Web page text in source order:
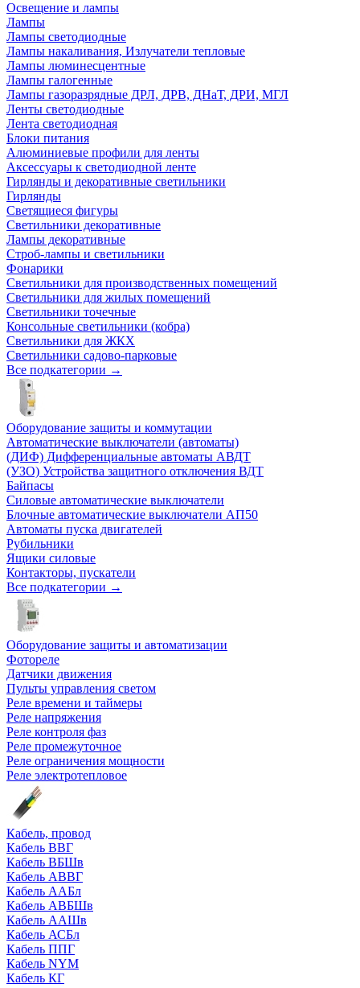
Освещение и лампы
Лампы
Лампы светодиодные
Лампы накаливания, Излучатели тепловые
Лампы люминесцентные
Лампы галогенные
Лампы газоразрядные ДРЛ, ДРВ, ДНаТ, ДРИ, МГЛ
Ленты светодиодные
Лента светодиодная
Блоки питания
Алюминиевые профили для ленты
Аксессуары к светодиодной ленте
Гирлянды и декоративные светильники
Гирлянды
Светящиеся фигуры
Светильники декоративные
Лампы декоративные
Строб-лампы и светильники
Фонарики
Светильники для производственных помещений
Светильники для жилых помещений
Светильники точечные
Консольные светильники (кобра)
Светильники для ЖКХ
Светильники садово-парковые
Все подкатегории →
Оборудование защиты и коммутации
Автоматические выключатели (автоматы)
(ДИФ) Дифференциальные автоматы АВДТ
(УЗО) Устройства защитного отключения ВДТ
Байпасы
Силовые автоматические выключатели
Блочные автоматические выключатели АП50
Автоматы пуска двигателей
Рубильники
Ящики силовые
Контакторы, пускатели
Все подкатегории →
Оборудование защиты и автоматизации
Фотореле
Датчики движения
Пульты управления светом
Реле времени и таймеры
Реле напряжения
Реле контроля фаз
Реле промежуточное
Реле ограничения мощности
Реле электротепловое
Кабель, провод
Кабель ВВГ
Кабель ВБШв
Кабель АВВГ
Кабель ААБл
Кабель АВБШв
Кабель ААШв
Кабель АСБл
Кабель ППГ
Кабель NYM
Кабель КГ